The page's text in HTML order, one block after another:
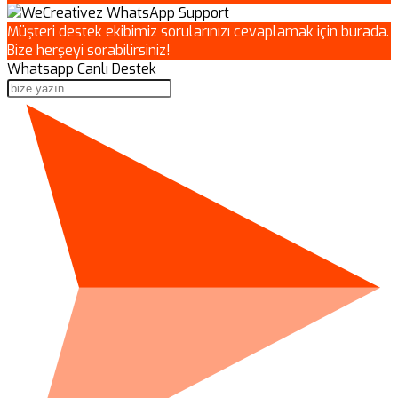
Müşteri destek ekibimiz sorularınızı cevaplamak için burada.
Bize herşeyi sorabilirsiniz!
Whatsapp Canlı Destek